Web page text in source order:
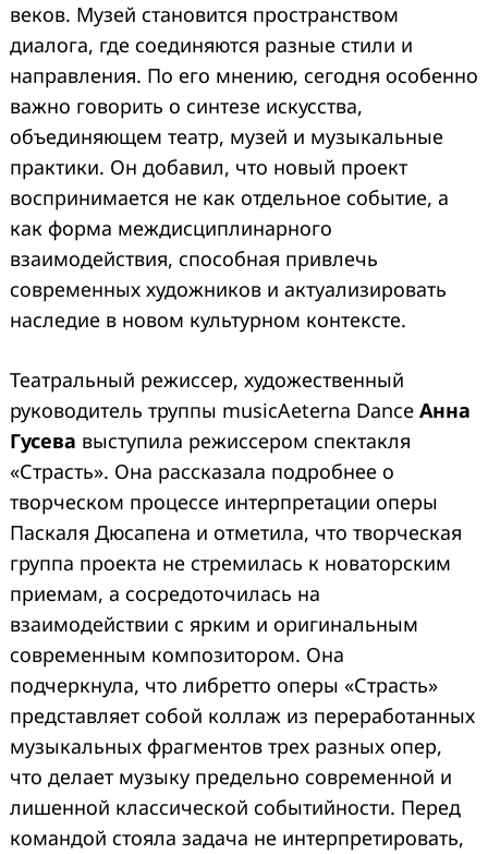
веков. Музей становится пространством
диалога, где соединяются разные стили и
направления. По его мнению, сегодня особенно
важно говорить о синтезе искусства,
объединяющем театр, музей и музыкальные
практики. Он добавил, что новый проект
воспринимается не как отдельное событие, а
как форма междисциплинарного
взаимодействия, способная привлечь
современных художников и актуализировать
наследие в новом культурном контексте.
Театральный режиссер, художественный
руководитель труппы musicAeterna Dance Анна
Гусева выступила режиссером спектакля
«Страсть». Она рассказала подробнее о
творческом процессе интерпретации оперы
Паскаля Дюсапена и отметила, что творческая
группа проекта не стремилась к новаторским
приемам, а сосредоточилась на
взаимодействии с ярким и оригинальным
современным композитором. Она
подчеркнула, что либретто оперы «Страсть»
представляет собой коллаж из переработанных
музыкальных фрагментов трех разных опер,
что делает музыку предельно современной и
лишенной классической событийности. Перед
командой стояла задача не интерпретировать,